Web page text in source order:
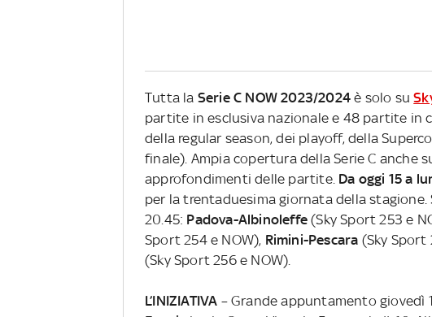
Tutta la Serie C NOW 2023/2024 è solo su
partite in esclusiva nazionale e 48 partite in
della regular season, dei playoff, della
finale). Ampia copertura della Serie C anche
approfondimenti delle partite. Da oggi 15 a
per la trentaduesima giornata della
20.45: Padova-Albinoleffe (Sky Sport 253 e
Sport 254 e NOW), Rimini-Pescara (Sky Sport
(Sky Sport 256 e NOW).
L’INIZIATIVA – Grande appuntamento giovedì